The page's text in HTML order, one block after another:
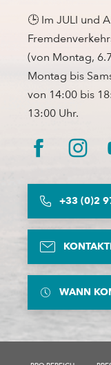
🕒 Im JULI und
(von Montag,
Montag bis
von 14:00 bis
13:00 Uhr.
+33 (0)2
WANN